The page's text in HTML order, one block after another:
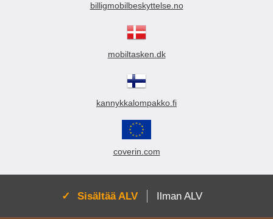
billigmobilbeskyttelse.no
mobiltasken.dk
kannykkalompakko.fi
coverin.com
Aktivoi:
Sisältää ALV Ilman ALV